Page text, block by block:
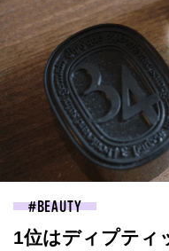
BEAUTY
1位はディプティ